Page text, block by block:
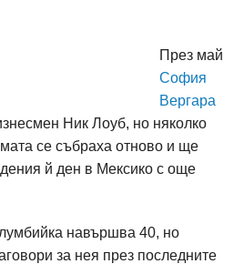
През май
София
Вергара
Ник Лоуб, но няколко
се събраха отново и ще
й ден в Мексико с още
навършва 40, но
за нея през последните